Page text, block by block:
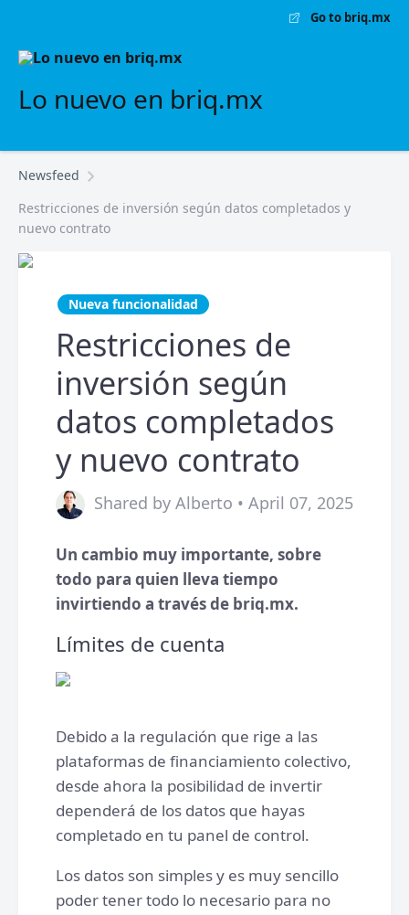
Go to briq.mx
Lo nuevo en briq.mx
Newsfeed
Restricciones de inversión según datos completados y
nuevo contrato
Nueva funcionalidad
Restricciones de
inversión según
datos completados
y nuevo contrato
Shared by Alberto • April 07, 2025
Un cambio muy importante, sobre
todo para quien lleva tiempo
invirtiendo a través de briq.mx.
Límites de cuenta
Debido a la regulación que rige a las
plataformas de financiamiento colectivo,
desde ahora la posibilidad de invertir
dependerá de los datos que hayas
completado en tu panel de control.
Los datos son simples y es muy sencillo
poder tener todo lo necesario para no